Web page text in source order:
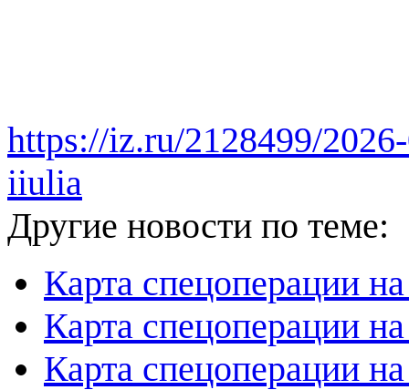
https://iz.ru/2128499/
iiulia
Другие новости по теме:
Карта спецоперации
Карта спецоперации
Карта спецоперации